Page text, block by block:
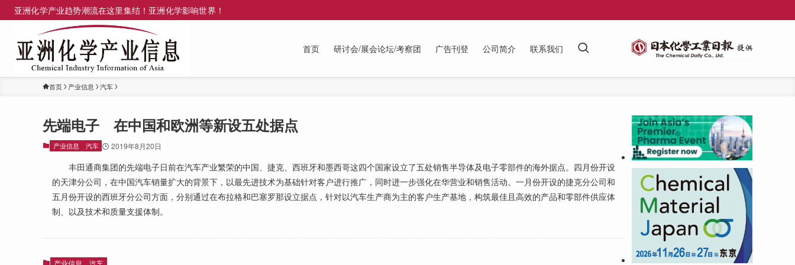
亚洲化学产业趋势潮流在这里集结！亚洲化学影响世界！
首页 研讨会/展会论坛/考察团 广告刊登 公司简介 联系我们
首页 产业信息 汽车
先端电子 在中国和欧洲等新设五处据点
产业信息 汽车 2019年8月20日
丰田通商集团的先端电子日前在汽车产业繁荣的中国、捷克、西班牙和墨西哥这四个国家设立了五处销售半导体及电子零部件的海外据点。四月份开设
的天津分公司，在中国汽车销量扩大的背景下，以最先进技术为基础针对客户进行推广，同时进一步强化在华营业和销售活动。一月份开设的捷克分公司和
五月份开设的西班牙分公司方面，分别通过在布拉格和巴塞罗那设立据点，针对以汽车生产商为主的客户生产基地，构筑最佳且高效的产品和零部件供应体
制、以及技术和质量支援体制。
产业信息 汽车